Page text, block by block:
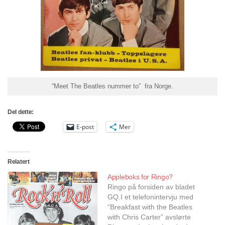
“Meet The Beatles nummer to” fra Norge.
Del dette:
E-post Mer
Relatert
Appleboks for Ringo?
Ringo på forsiden av bladet
GQ.I et telefonintervju med
“Breakfast with the Beatles
with Chris Carter” avslørte